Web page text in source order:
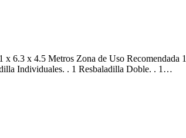
6.3 x 4.5 Metros Zona de Uso Recomendada
Individuales. . 1 Resbaladilla Doble. . 1…